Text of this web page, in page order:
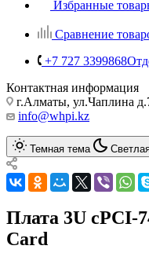
Избранные
Сравнение
+7 727 3399868
Контактная информация
г.Алматы, ул.Чаплина
info@whpi.kz
Темная тема
Плата 3U cPCI-
Card